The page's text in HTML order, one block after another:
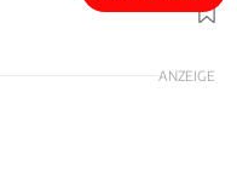
Foto: Williams
ANZEIGE